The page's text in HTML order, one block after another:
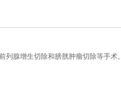
列腺增生切除和膀胱肿瘤切除等手术。